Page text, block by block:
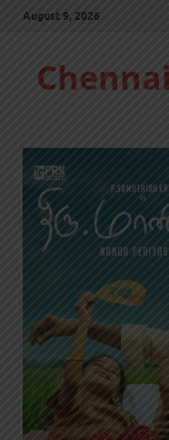
August 9, 2026